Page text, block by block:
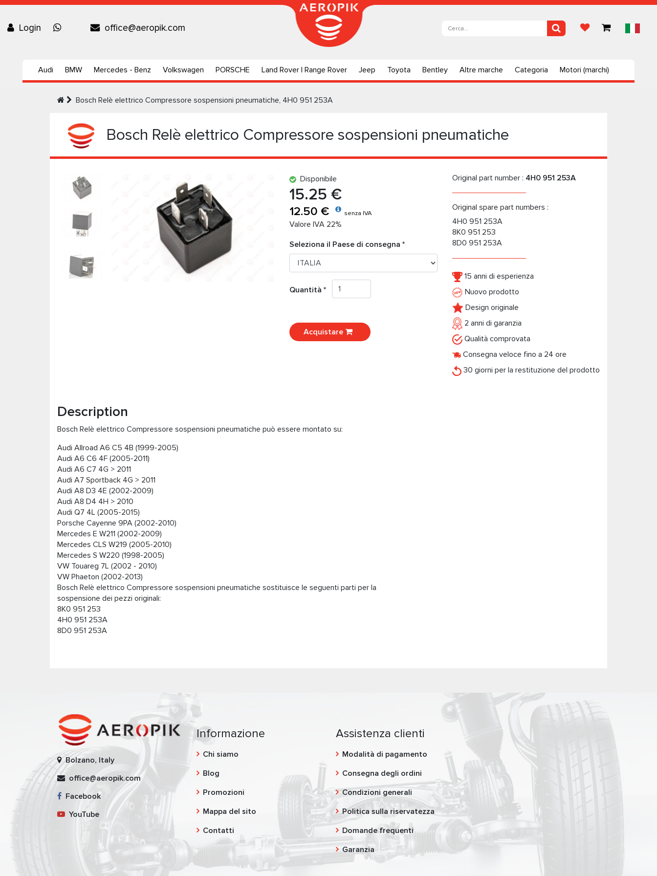
Login office@aeropik.com
Audi BMW Mercedes - Benz Volkswagen PORSCHE Land Rover | Range Rover Jeep Toyota Bentley Altre marche Categoria Motori (marchi)
Bosch Relè elettrico Compressore sospensioni pneumatiche, 4H0 951 253A
Bosch Relè elettrico Compressore sospensioni pneumatiche
Disponibile
15.25 €
12.50 € senza IVA
Valore IVA 22%
Seleziona il Paese di consegna *
Quantità *
Acquistare
Original part number : 4H0 951 253A
Original spare part numbers :
4H0 951 253A
8K0 951 253
8D0 951 253A
15 anni di esperienza
Nuovo prodotto
Design originale
2 anni di garanzia
Qualità comprovata
Consegna veloce fino a 24 ore
30 giorni per la restituzione del prodotto
Description
Bosch Relè elettrico Compressore sospensioni pneumatiche può essere montato su:
Audi Allroad A6 C5 4B (1999-2005)
Audi A6 C6 4F (2005-2011)
Audi А6 C7 4G > 2011
Audi А7 Sportback 4G > 2011
Audi А8 D3 4E (2002-2009)
Audi А8 D4 4H > 2010
Audi Q7 4L (2005-2015)
Porsche Cayenne 9PA (2002-2010)
Mercedes E W211 (2002-2009)
Mercedes CLS W219 (2005-2010)
Mercedes S W220 (1998-2005)
VW Touareg 7L (2002 - 2010)
VW Phaeton (2002-2013)
Bosch Relè elettrico Compressore sospensioni pneumatiche sostituisce le seguenti parti per la
sospensione dei pezzi originali:
8K0 951 253
4H0 951 253A
8D0 951 253A
Bolzano, Italy
office@aeropik.com
Facebook
YouTube
Informazione
Chi siamo
Blog
Promozioni
Mappa del sito
Contatti
Assistenza clienti
Modalità di pagamento
Consegna degli ordini
Condizioni generali
Politica sulla riservatezza
Domande frequenti
Garanzia